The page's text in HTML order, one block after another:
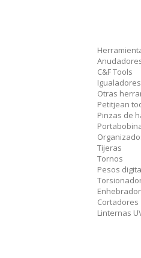
C&F Tools
Igualadores
Otras
Petitjean
Pinzas de
Tijeras
Tornos
Pesos
Cortadores
Linternas